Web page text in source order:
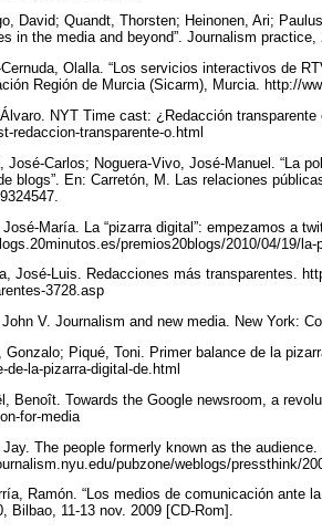
David; Quandt, Thorsten; Heinonen, Ari;
in the media and beyond”. Journalism
Olalla. “Los servicios interactivos de
Región de Murcia (Sicarm), Murcia. http://
NYT Time cast: ¿Redacción
redaccion-transparente-o.html
José-Carlos; Noguera-Vivo, José-Manuel. “La
blogs”. En: Carretón, M. Las relaciones
María. La “pizarra digital”: empezamos a
premios20blogs/2010/04/19/
José-Luis. Redacciones más transparentes.
3728.asp
V. Journalism and new media. New York:
Gonzalo; Piqué, Toni. Primer balance de la
de-la-pizarra-digital-de.html
Benoît. Towards the Google newsroom, a
for-media
Jay. The people formerly known as the audience.
pubzone/weblogs/pressthink/
Ramón. “Los medios de comunicación ante
Bilbao, 11-13 nov. 2009 [CD-Rom].